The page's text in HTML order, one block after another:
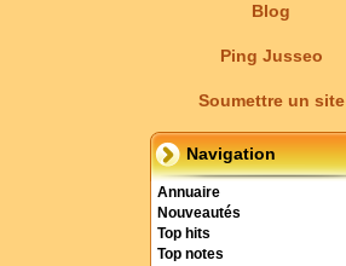
Blog
Ping Jusseo
Soumettre un site
Navigation
Annuaire
Nouveautés
Top hits
Top notes